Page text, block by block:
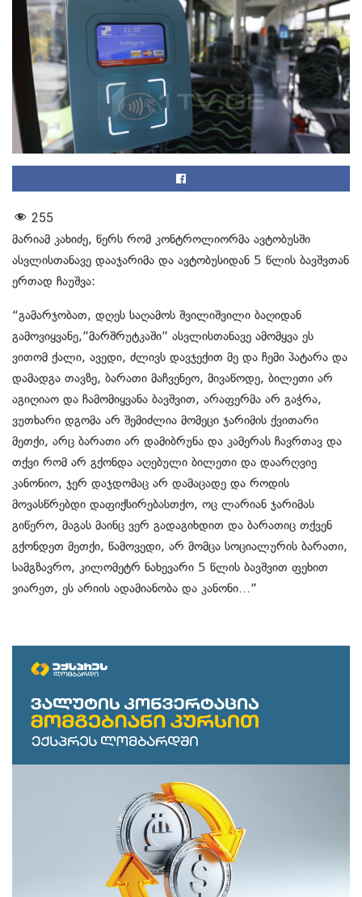
255
მარიამ კახიძე, წერს რომ კონტროლიორმა ავტობუსში
ასვლისთანავე დააჯარიმა და ავტობუსიდან 5 წლის ბავშვთან
ერთად ჩაუშვა:
“გამარჯობათ, დღეს საღამოს შვილიშვილი ბაღიდან
გამოვიყვანე,”მარშრუტკაში” ასვლისთანავე ამომყვა ეს
ვითომ ქალი, ავედი, ძლივს დავჯექით მე და ჩემი პატარა და
დამადგა თავზე, ბარათი მაჩვენეო, მივაწოდე, ბილეთი არ
აგიღიაო და ჩამომიყვანა ბავშვით, არაფერმა არ გაჭრა,
ვუთხარი დგომა არ შემიძლია მომეცი ჯარიმის ქვითარი
მეთქი, არც ბარათი არ დამიბრუნა და კამერას ჩავრთავ და
თქვი რომ არ გქონდა აღებული ბილეთი და დაარღვიე
კანონიო, ჯერ დაჯდომაც არ დამაცადე და როდის
მოვასწრებდი დაფიქსირებასთქო, ოც ლარიან ჯარიმას
გიწერო, მაგას მაინც ვერ გადაგიხდით და ბარათიც თქვენ
გქონდეთ მეთქი, წამოვედი, არ მომცა სოციალურის ბარათი,
სამგზავრო, კილომეტრ ნახევარი 5 წლის ბავშვით ფეხით
ვიარეთ, ეს არიის ადამიანობა და კანონი…”